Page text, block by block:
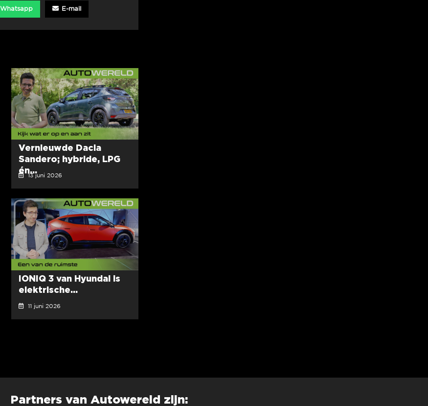
Whatsapp E-mail
Vernieuwde Dacia
Sandero; hybride, LPG
én...
13 juni 2026
IONIQ 3 van Hyundai is
elektrische...
11 juni 2026
Partners van Autowereld zijn: